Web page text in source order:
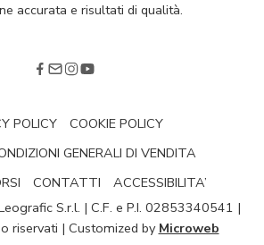
accurata e risultati di qualità.
POLICY
COOKIE POLICY
GENERALI DI VENDITA
CONTATTI
ACCESSIBILITA’
S.r.l. | C.F. e P.I. 02853340541 |
riservati | Customized by Microweb